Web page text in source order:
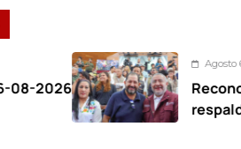
Agosto 6, 2026
Reconoce
respaldo al Plan de la